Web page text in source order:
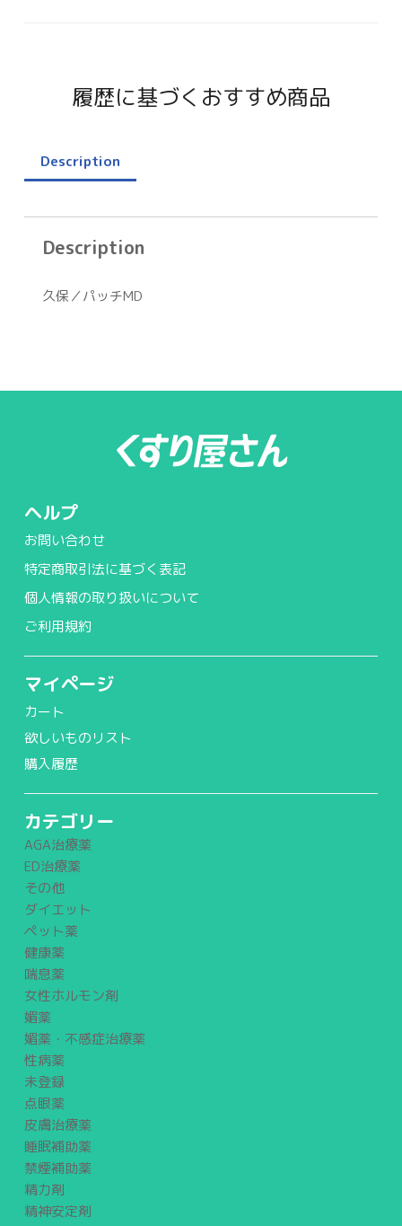
履歴に基づくおすすめ商品
Description
Description
久保／パッチMD
ヘルプ
お問い合わせ
特定商取引法に基づく表記
個人情報の取り扱いについて
ご利用規約
マイページ
カート
欲しいものリスト
購入履歴
カテゴリー
AGA治療薬
ED治療薬
その他
ダイエット
ペット薬
健康薬
喘息薬
女性ホルモン剤
媚薬
媚薬・不感症治療薬
性病薬
未登録
点眼薬
皮膚治療薬
睡眠補助薬
禁煙補助薬
精力剤
精神安定剤